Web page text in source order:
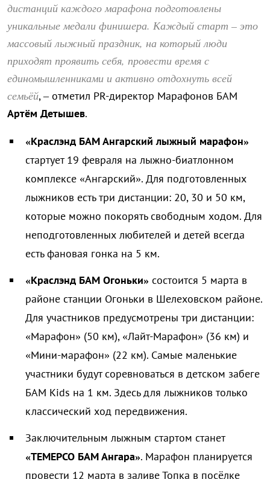
дистанций каждого марафона подготовлены
уникальные медали финишера. Каждый старт – это
массовый лыжный праздник, на который люди
приходят проявить себя, провести время с
единомышленниками и активно отдохнуть всей
семьёй, – отметил PR-директор Марафонов БАМ
Артём Детышев.
«Краслэнд БАМ Ангарский лыжный марафон»
стартует 19 февраля на лыжно-биатлонном
комплексе «Ангарский». Для подготовленных
лыжников есть три дистанции: 20, 30 и 50 км,
которые можно покорять свободным ходом. Для
неподготовленных любителей и детей всегда
есть фановая гонка на 5 км.
«Краслэнд БАМ Огоньки» состоится 5 марта в
районе станции Огоньки в Шелеховском районе.
Для участников предусмотрены три дистанции:
«Марафон» (50 км), «Лайт-Марафон» (36 км) и
«Мини-марафон» (22 км). Самые маленькие
участники будут соревноваться в детском забеге
БАМ Kids на 1 км. Здесь для лыжников только
классический ход передвижения.
Заключительным лыжным стартом станет
«ТЕМЕРСО БАМ Ангара». Марафон планируется
провести 12 марта в заливе Топка в посёлке